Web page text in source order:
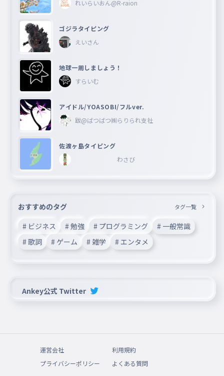
れいらいおん@R-raion
ゴジラタイピング
えいさん
地球一周しましょう！
すらいむ
アイドル/YOASOBI/フルver.
跋@ばつばつ㈱らりられ支社
佐渡ヶ島タイピング
わさび
おすすめのタグ タグ一覧
# ビジネス # 勉強 # プログラミング
# 一般常識
# 歌詞
# ゲーム # 雑学 # エンタメ
Ankey公式 Twitter
運営会社
利用規約
プライバシーポリシー
よくある質問